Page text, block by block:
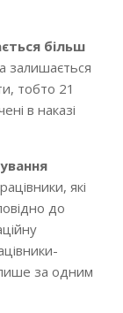
більш
залишається
тобто 21
в наказі
які
до
за одним